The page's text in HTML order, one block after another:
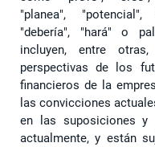
"planea",
"debería", "hará" o
incluyen, entre
perspectivas de los
financieros de la
las convicciones
en las suposiciones y
actualmente, y están